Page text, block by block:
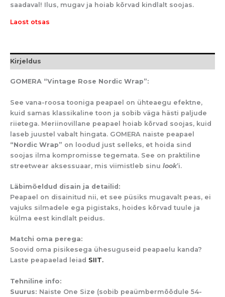
saadaval! Ilus, mugav ja hoiab kõrvad kindlalt soojas.
Laost otsas
Kirjeldus
GOMERA “Vintage Rose Nordic Wrap”:
See vana-roosa tooniga peapael on ühteaegu efektne,
kuid samas klassikaline toon ja sobib väga hästi paljude
riietega. Meriinovillane peapael hoiab kõrvad soojas, kuid
laseb juustel vabalt hingata. GOMERA naiste peapael
“Nordic Wrap” on loodud just selleks, et hoida sind
soojas ilma kompromisse tegemata. See on praktiline
streetwear aksessuaar, mis viimistleb sinu look’i.
Läbimõeldud disain ja detailid:
Peapael on disainitud nii, et see püsiks mugavalt peas, ei
vajuks silmadele ega pigistaks, hoides kõrvad tuule ja
külma eest kindlalt peidus.
Matchi oma perega:
Soovid oma pisikesega ühesuguseid peapaelu kanda?
Laste peapaelad leiad SIIT.
Tehniline info:
Suurus: Naiste One Size (sobib peaümbermõõdule 54-